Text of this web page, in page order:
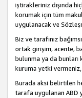
iştirakleriniz dışında
korumak için tüm
uygulanacak ve
Biz ve tarafınız
ortak girişim, acente,
bulunma ya da
kuruma yetki
Burada aksi belirtilen
tarafa uygulanan ABD